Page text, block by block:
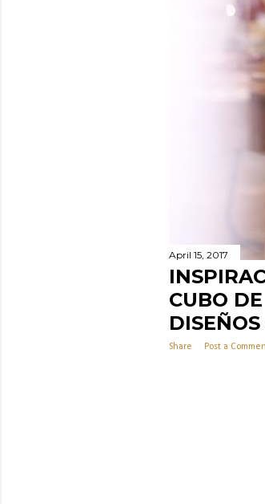
April 15, 2017
CUBO
Share Post a